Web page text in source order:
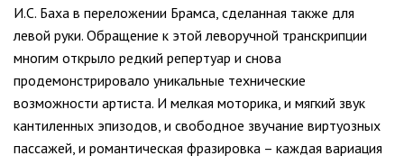
И.С. Баха в переложении Брамса, сделанная также для
левой руки. Обращение к этой леворучной транскрипции
многим открыло редкий репертуар и снова
продемонстрировало уникальные технические
возможности артиста. И мелкая моторика, и мягкий звук
кантиленных эпизодов, и свободное звучание виртуозных
пассажей, и романтическая фразировка – каждая вариация